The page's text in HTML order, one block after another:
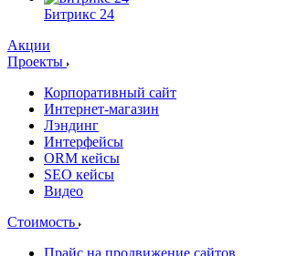
Битрикс 24
Акции
Проекты
Корпоративный сайт
Интернет-магазин
Лэндинг
Интерфейсы
ORM кейсы
SEO кейсы
Видео
Стоимость
Прайс на продвижение сайтов